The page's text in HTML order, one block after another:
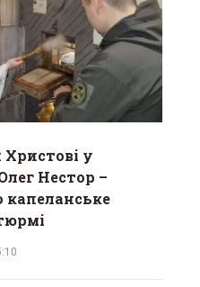
у
Нестор –
капеланське